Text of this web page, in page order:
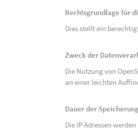
Rechtsgrundlage für
Dies stellt ein
Zweck der
Die Nutzung von
an einer leichten
Dauer der
Die IP Adressen